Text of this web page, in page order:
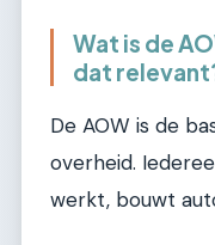
Wat is de
dat
De AOW is de
overheid.
werkt, bouwt